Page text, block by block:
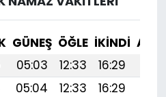
GÜNEŞ ÖĞLE İKINDI
05:03 12:33 16:29
05:04 12:33 16:29